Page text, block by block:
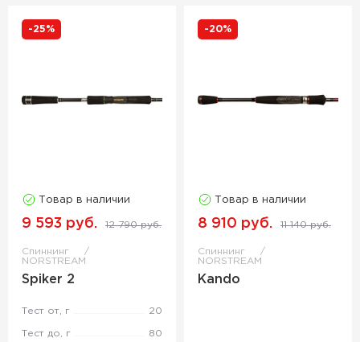
-25%
Товар в наличии
9 593 руб. 12 790 руб.
Спиннинг
NORSTREAM
Spiker 2
Тест от, г 20
Тест до, г 80
-20%
Товар в наличии
8 910 руб. 11 140 руб.
Спиннинг
NORSTREAM
Kando